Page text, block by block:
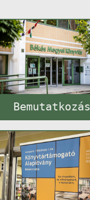
Bemutatkozás